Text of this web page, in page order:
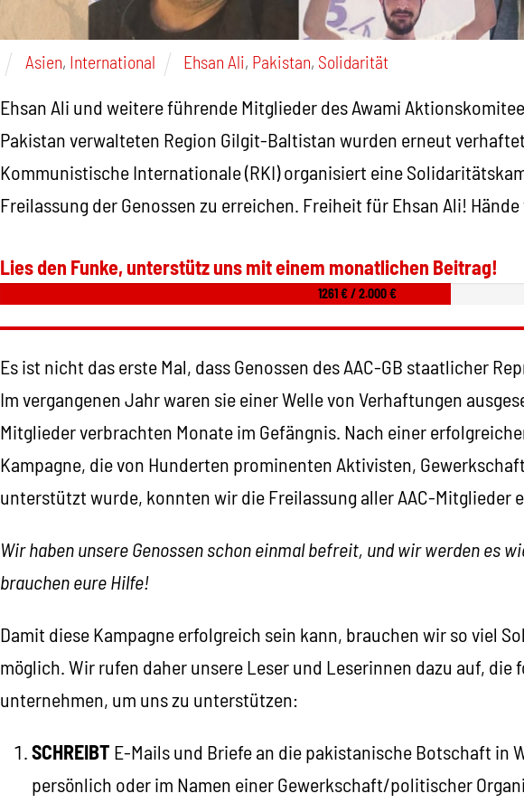
Asien, International Ehsan Ali, Pakistan, Solidarität
Ehsan Ali und weitere führende Mitglieder des Awami
Pakistan verwalteten Region Gilgit-Baltistan wurden erneut
Kommunistische Internationale (RKI) organisiert eine
Freilassung der Genossen zu erreichen. Freiheit für Ehsan Ali! Hände
Lies den Funke, unterstütz uns mit einem monatlichen Beitrag!
1261 € / 2.000 €
Es ist nicht das erste Mal, dass Genossen des AAC-GB staatlicher
Im vergangenen Jahr waren sie einer Welle von Verhaftungen
Mitglieder verbrachten Monate im Gefängnis. Nach einer
Kampagne, die von Hunderten prominenten Aktivisten,
unterstützt wurde, konnten wir die Freilassung aller AAC-Mitglieder
Wir haben unsere Genossen schon einmal befreit, und wir werden es
brauchen eure Hilfe!
Damit diese Kampagne erfolgreich sein kann, brauchen wir so viel
möglich. Wir rufen daher unsere Leser und Leserinnen dazu auf, die
unternehmen, um uns zu unterstützen:
SCHREIBT E-Mails und Briefe an die pakistanische Botschaft in
persönlich oder im Namen einer Gewerkschaft/politischer